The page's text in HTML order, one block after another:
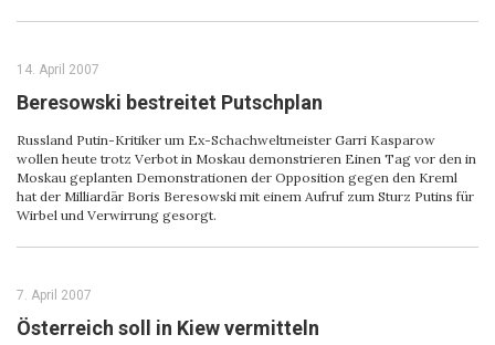
14. April 2007
Beresowski bestreitet Putschplan
Russland Putin-Kritiker um Ex-Schachweltmeister Garri Kasparow
wollen heute trotz Verbot in Moskau demonstrieren Einen Tag vor den in
Moskau geplanten Demonstrationen der Opposition gegen den Kreml
hat der Milliardär Boris Beresowski mit einem Aufruf zum Sturz Putins für
Wirbel und Verwirrung gesorgt.
7. April 2007
Österreich soll in Kiew vermitteln